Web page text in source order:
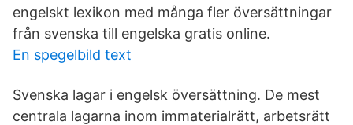
engelskt lexikon med många fler översättningar
från svenska till engelska gratis online.
En spegelbild text
Svenska lagar i engelsk översättning. De mest
centrala lagarna inom immaterialrätt, arbetsrätt